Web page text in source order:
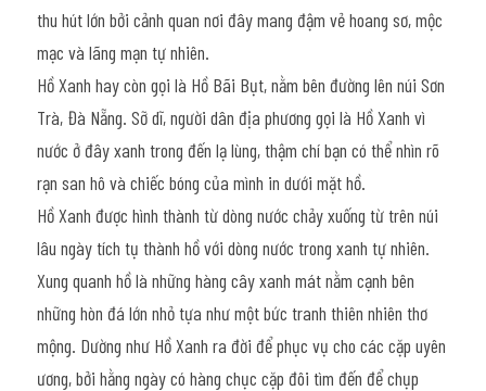
thu hút lớn bởi cảnh quan nơi đây mang đậm vẻ hoang sơ, mộc
mạc và lãng mạn tự nhiên.
Hồ Xanh hay còn gọi là Hồ Bãi Bụt, nằm bên đường lên núi Sơn
Trà, Đà Nẵng. Sỡ dĩ, người dân địa phương gọi là Hồ Xanh vì
nước ở đây xanh trong đến lạ lùng, thậm chí bạn có thể nhìn rõ
rạn san hô và chiếc bóng của mình in dưới mặt hồ.
Hồ Xanh được hình thành từ dòng nước chảy xuống từ trên núi
lâu ngày tích tụ thành hồ với dòng nước trong xanh tự nhiên.
Xung quanh hồ là những hàng cây xanh mát nằm cạnh bên
những hòn đá lớn nhỏ tựa như một bức tranh thiên nhiên thơ
mộng. Dường như Hồ Xanh ra đời để phục vụ cho các cặp uyên
ương, bởi hằng ngày có hàng chục cặp đôi tìm đến để chụp